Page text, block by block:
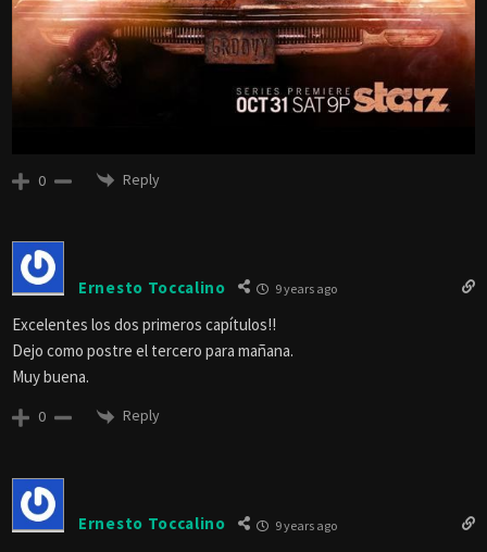
0 Reply
Ernesto Toccalino 9 years ago
Excelentes los dos primeros capítulos!!
Dejo como postre el tercero para mañana.
Muy buena.
0 Reply
Ernesto Toccalino 9 years ago